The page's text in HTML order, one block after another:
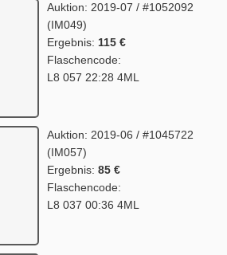
Auktion: 2019-07 / #1052092
(IM049)
Ergebnis: 115 €
Flaschencode:
L8 057 22:28 4ML
Auktion: 2019-06 / #1045722
(IM057)
Ergebnis: 85 €
Flaschencode:
L8 037 00:36 4ML